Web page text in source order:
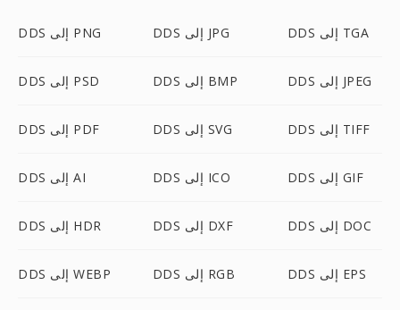
DDS إلى PNG DDS إلى JPG DDS إلى TGA
DDS إلى PSD DDS إلى BMP DDS إلى JPEG
DDS إلى PDF DDS إلى SVG DDS إلى TIFF
DDS إلى AI DDS إلى ICO DDS إلى GIF
DDS إلى HDR DDS إلى DXF DDS إلى DOC
DDS إلى WEBP DDS إلى RGB DDS إلى EPS